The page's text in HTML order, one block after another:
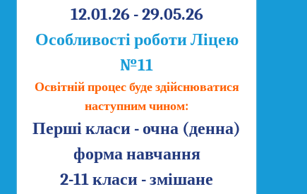
12.01.26 - 29.05.26
Особливості роботи Ліцею
№11
Освітній процес буде здійснюватися
наступним чином:
Перші класи - очна (денна)
форма навчання
2-11 класи - змішане